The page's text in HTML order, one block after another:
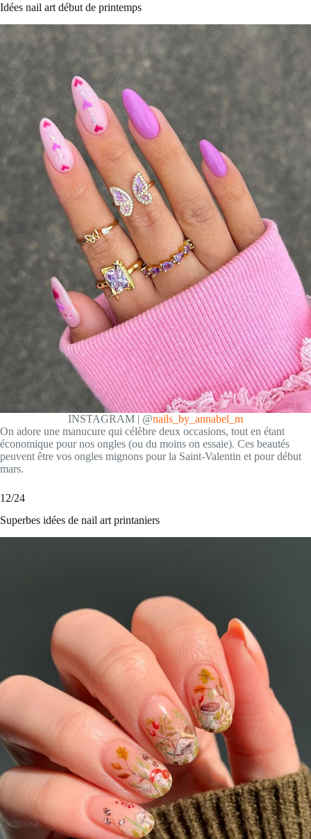
Idées nail art début de printemps
INSTAGRAM | @nails_by_annabel_m
On adore une manucure qui célèbre deux occasions, tout en étant
économique pour nos ongles (ou du moins on essaie). Ces beautés
peuvent être vos ongles mignons pour la Saint-Valentin et pour début
mars.
12/24
Superbes idées de nail art printaniers